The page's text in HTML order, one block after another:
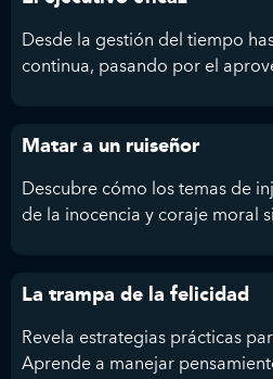
Desde la gestión del tiempo
continua, pasando por el
Matar a un ruiseñor
Descubre cómo los temas de
de la inocencia y coraje moral
La trampa de la felicidad
Revela estrategias prácticas
Aprende a manejar